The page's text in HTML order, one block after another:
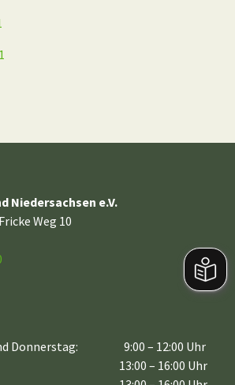
Niedersachsen e.V.
Weg 10
Donnerstag:
9:00 – 12:00 Uhr
13:00 – 16:00 Uhr